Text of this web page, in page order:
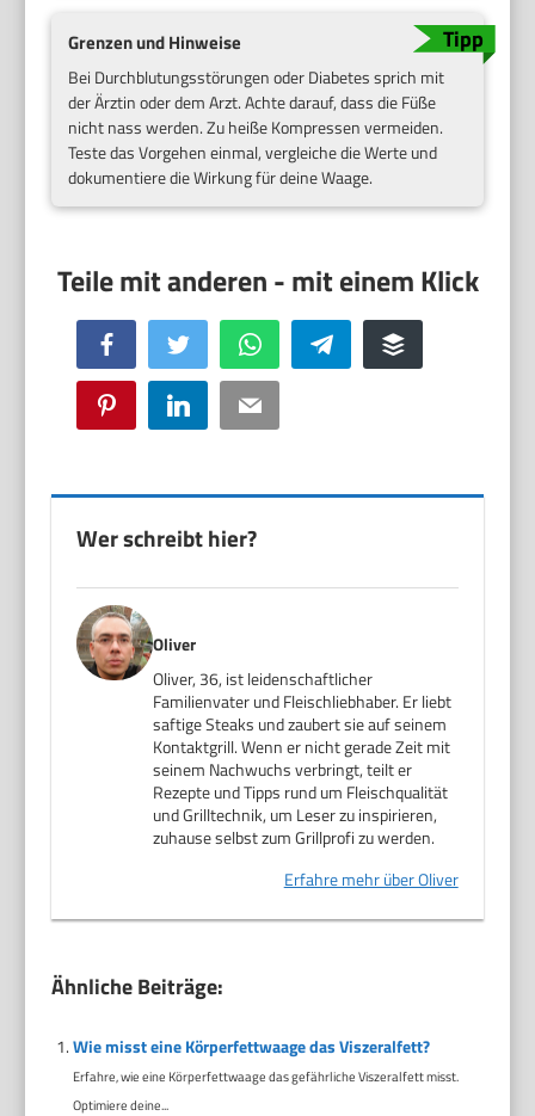
Grenzen und Hinweise
Bei Durchblutungsstörungen oder Diabetes sprich mit
der Ärztin oder dem Arzt. Achte darauf, dass die Füße
nicht nass werden. Zu heiße Kompressen vermeiden.
Teste das Vorgehen einmal, vergleiche die Werte und
dokumentiere die Wirkung für deine Waage.
Facebook Twitter WhatsApp Telegram Buffer
Pinterest LinkedIn Email
Wer schreibt hier?
Oliver
Oliver, 36, ist leidenschaftlicher
Familienvater und Fleischliebhaber. Er liebt
saftige Steaks und zaubert sie auf seinem
Kontaktgrill. Wenn er nicht gerade Zeit mit
seinem Nachwuchs verbringt, teilt er
Rezepte und Tipps rund um Fleischqualität
und Grilltechnik, um Leser zu inspirieren,
zuhause selbst zum Grillprofi zu werden.
Erfahre mehr über Oliver
Ähnliche Beiträge:
Wie misst eine Körperfettwaage das Viszeralfett?
Erfahre, wie eine Körperfettwaage das gefährliche Viszeralfett misst.
Optimiere deine...